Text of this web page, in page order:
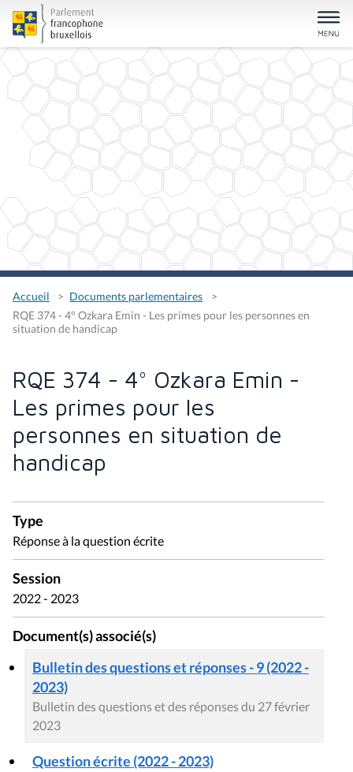
Accueil
Documents parlementaires
RQE 374 - 4° Ozkara Emin - Les primes pour les personnes en
situation de handicap
RQE 374 - 4° Ozkara Emin -
Les primes pour les
personnes en situation de
handicap
Type
Réponse à la question écrite
Session
2022 - 2023
Document(s) associé(s)
Bulletin des questions et réponses - 9 (2022 -
2023)
Bulletin des questions et des réponses du 27 février
2023
Question écrite (2022 - 2023)